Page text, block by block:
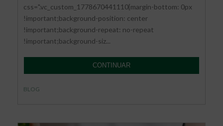
css=".vc_custom_1778670441110{margin-bottom: 0px
!important;background-position: center
!important;background-repeat: no-repeat
!important;background-siz...
CONTINUAR
BLOG